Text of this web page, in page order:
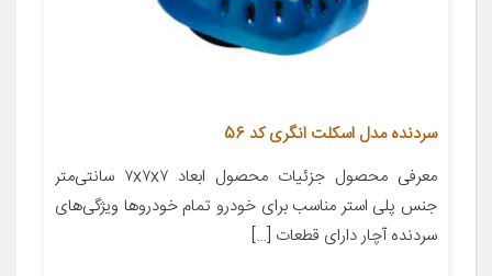
سردنده مدل اسکلت انگری کد 56
معرفی محصول جزئیات محصول ابعاد ۷x۷x۷ سانتی‌متر
جنس پلی استر مناسب برای خودرو تمام خودروها ویژگی‌های
سردنده آچار دارای قطعات […]